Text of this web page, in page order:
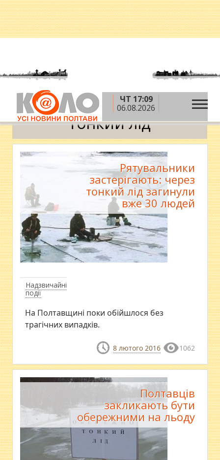
ЧТ 17:09
06.08.2026
Головна » тонкий лід
тонкий лід
Надзвичайні
події
Рятувальники
застерігають: через
тонкий лід загинули
вже 30 людей
На Полтавщині поки обійшлося без
трагічних випадків.
8 лютого 2016 1062
Полтавців
закликають бути
обережними на льоду